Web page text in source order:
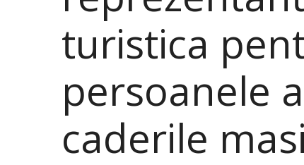
turistica
persoanele
caderile